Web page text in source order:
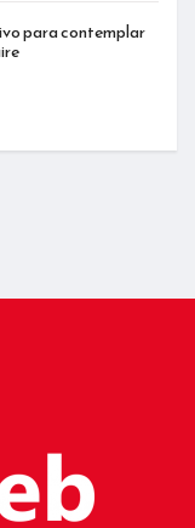
para contemplar